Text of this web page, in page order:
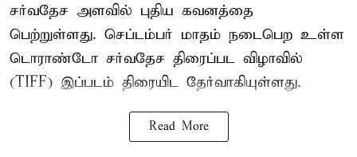
சர்வதேச அளவில் புதிய கவனத்தை
பெற்றுள்ளது. செப்டம்பர் மாதம் நடைபெற உள்ள
டொராண்டோ சர்வதேச திரைப்பட விழாவில்
(TIFF) இப்படம் திரையிட தேர்வாகியுள்ளது.
Read More